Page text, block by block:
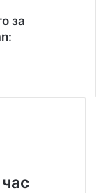
за